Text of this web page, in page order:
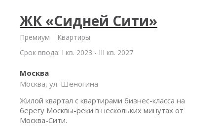
ЖК «Сидней Сити»
Премиум
Квартиры
Срок ввода: I кв. 2023 - III кв. 2027
Москва
Москва, ул. Шеногина
Жилой квартал с квартирами бизнес-класса на
берегу Москвы-реки в нескольких минутах от
Москва-Сити.